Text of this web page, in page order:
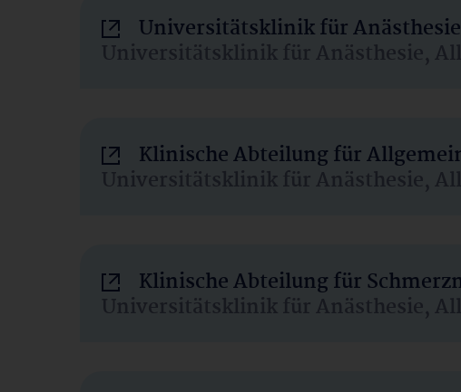
Universitätsklinik für
Universitätsklinik für Anästhesie,
Klinische Abteilung für
Universitätsklinik für Anästhesie,
Klinische Abteilung für
Universitätsklinik für Anästhesie,